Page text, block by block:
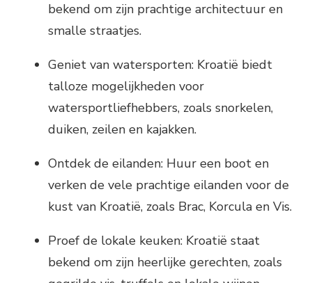
bekend om zijn prachtige architectuur en
smalle straatjes.
Geniet van watersporten: Kroatië biedt
talloze mogelijkheden voor
watersportliefhebbers, zoals snorkelen,
duiken, zeilen en kajakken.
Ontdek de eilanden: Huur een boot en
verken de vele prachtige eilanden voor de
kust van Kroatië, zoals Brac, Korcula en Vis.
Proef de lokale keuken: Kroatië staat
bekend om zijn heerlijke gerechten, zoals